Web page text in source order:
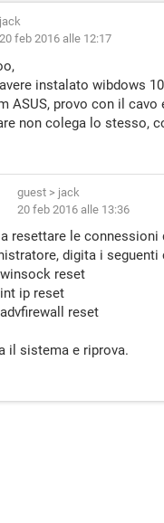
jack
20 feb 2016 alle 12:17
instalato wibdows
ASUS, provo con il
non colega lo stesso,
guest > jack
20 feb 2016 alle 13:36
resettare le
digita i
reset
ip reset
reset
il sistema e riprova.